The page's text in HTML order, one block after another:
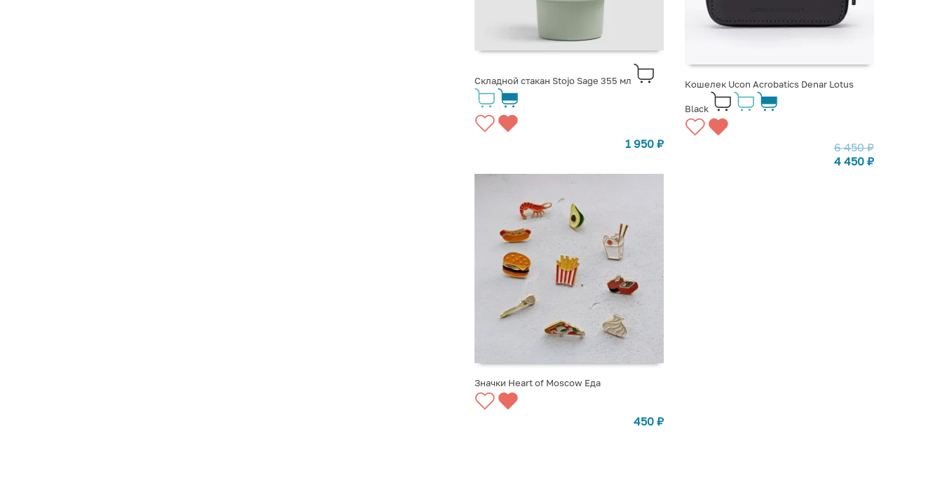
Складной стакан Stojo Sage 355 мл
1 950 ₽
Кошелек Ucon Acrobatics Denar Lotus
Black
6 450₽
4 450 ₽
ВЫБРАТЬ ВАРИАНТЫ
Значки Heart of Moscow Еда
450 ₽